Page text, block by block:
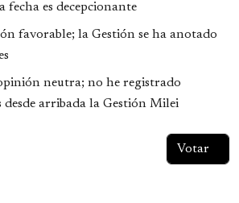
fecha es decepcionante
favorable; la Gestión se ha anotado
neutra; no he registrado
desde arribada la Gestión Milei